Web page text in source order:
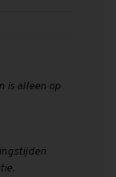
is alleen op